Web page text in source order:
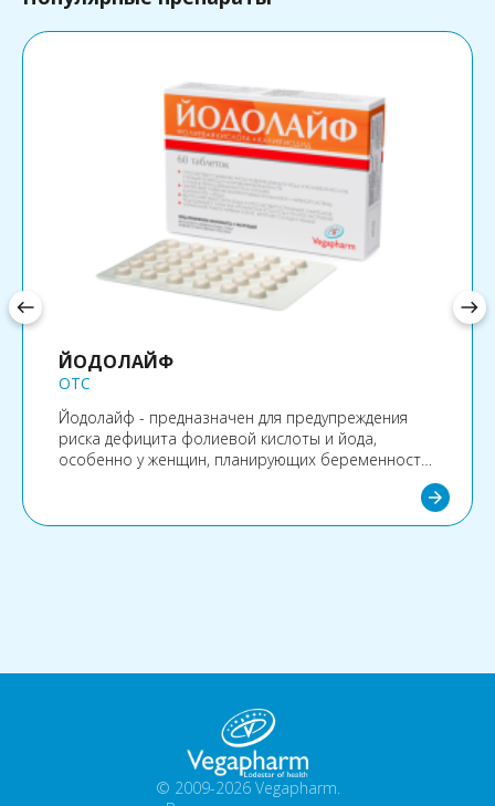
ЙОДОЛАЙФ
OTC
Йодолайф - предназначен для предупреждения
риска дефицита фолиевой кислоты и йода,
особенно у женщин, планирующих беременность,
проживающего в регионах с недостаточным
arrow_forward
west east
© 2009-2026 Vegapharm.